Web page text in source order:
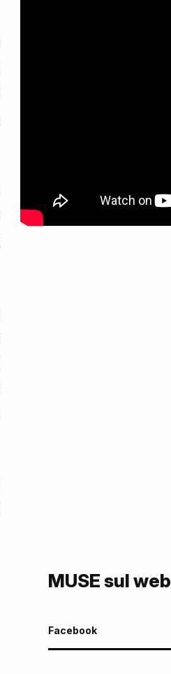
MUSE sul web
Facebook